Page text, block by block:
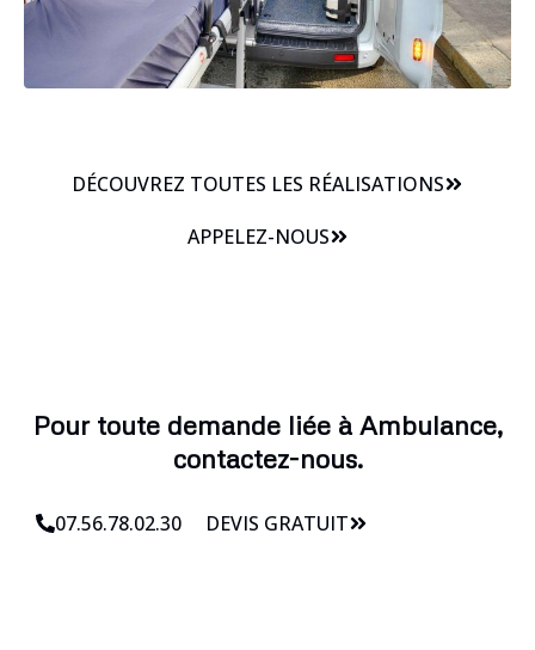
DÉCOUVREZ TOUTES LES RÉALISATIONS
APPELEZ-NOUS
Pour toute demande liée à Ambulance,
contactez-nous.
07.56.78.02.30 DEVIS GRATUIT